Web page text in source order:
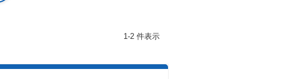
1-2 件表示